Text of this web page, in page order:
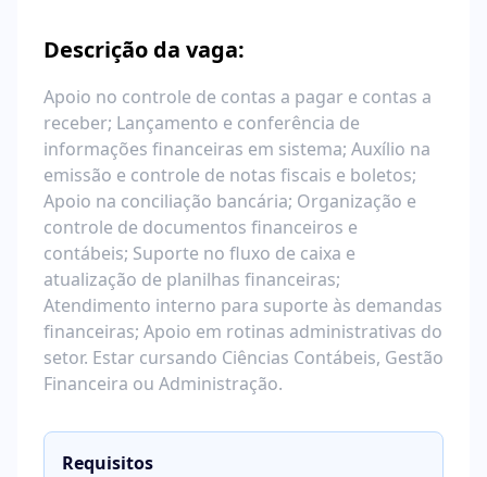
Descrição da vaga:
Apoio no controle de contas a pagar e contas a
receber; Lançamento e conferência de
informações financeiras em sistema; Auxílio na
emissão e controle de notas fiscais e boletos;
Apoio na conciliação bancária; Organização e
controle de documentos financeiros e
contábeis; Suporte no fluxo de caixa e
atualização de planilhas financeiras;
Atendimento interno para suporte às demandas
financeiras; Apoio em rotinas administrativas do
setor. Estar cursando Ciências Contábeis, Gestão
Financeira ou Administração.
Requisitos